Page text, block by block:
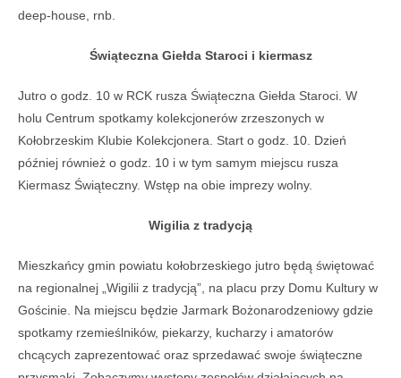
deep-house, rnb.
Świąteczna Giełda Staroci i kiermasz
Jutro o godz. 10 w RCK rusza Świąteczna Giełda Staroci. W
holu Centrum spotkamy kolekcjonerów zrzeszonych w
Kołobrzeskim Klubie Kolekcjonera. Start o godz. 10. Dzień
później również o godz. 10 i w tym samym miejscu rusza
Kiermasz Świąteczny. Wstęp na obie imprezy wolny.
Wigilia z tradycją
Mieszkańcy gmin powiatu kołobrzeskiego jutro będą świętować
na regionalnej Wigilii z tradycją”, na placu przy Domu Kultury w
Gościnie. Na miejscu będzie Jarmark Bożonarodzeniowy gdzie
spotkamy rzemieślników, piekarzy, kucharzy i amatorów
chcących zaprezentować oraz sprzedawać swoje świąteczne